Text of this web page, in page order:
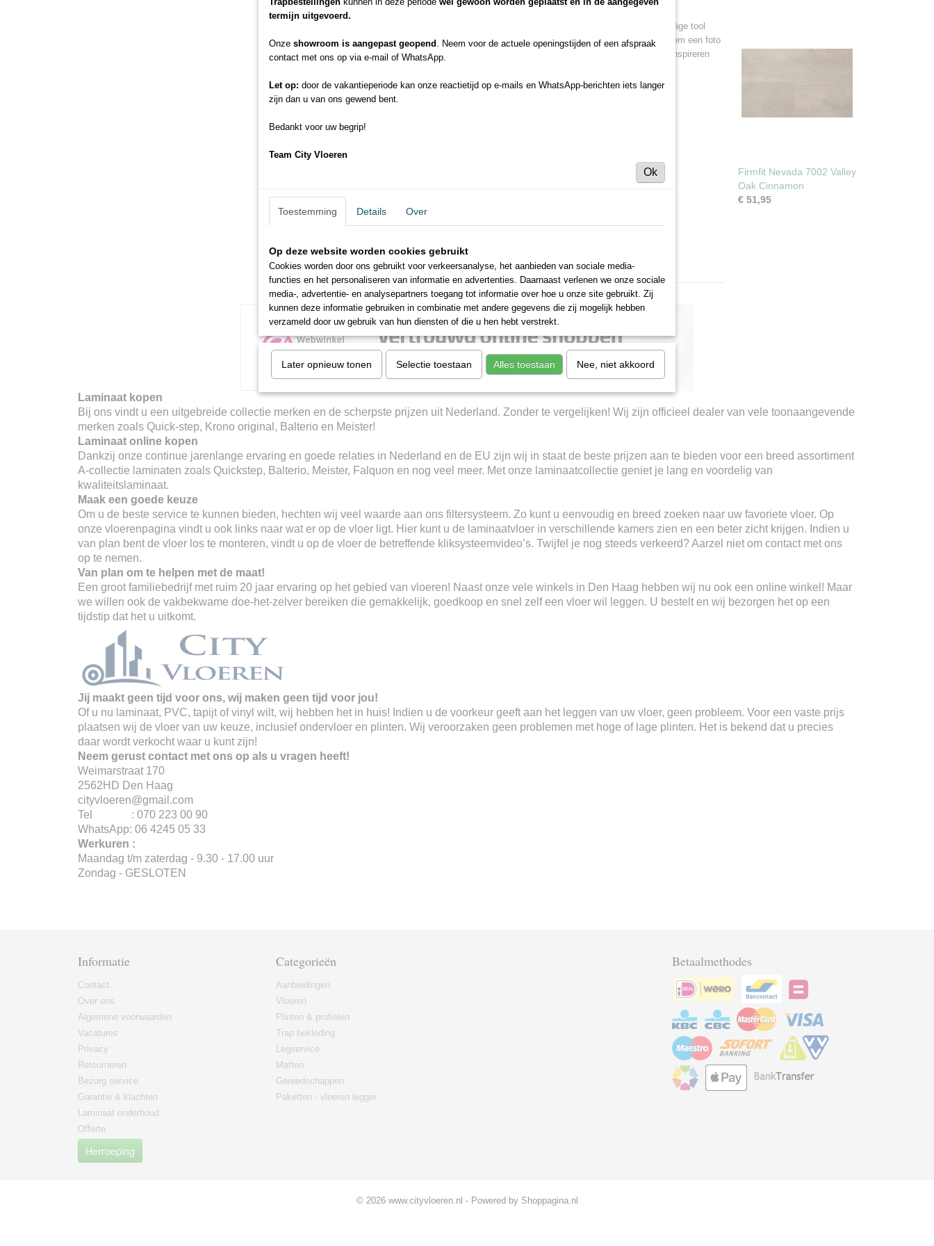
De ideale vloer in je eigen interieur!
In slechts drie stappen een droomvloer creëren? De Room Visualizer is een geweldige tool
waarmee je je ideale vloer kunt visualiseren in je eigen interieur. Kies een vloer, neem een foto
van de ruimte en bekijk het resultaat! Klik op de afbeelding rechtsonder en laat je inspireren
City is geheel schadelijke weekmakers vrij
Uitstekende prijs-kwaliteitverhouding
Keuze uit 9 verschillende decoren
Firmfit Nevada 7002 Valley
Oak Cinnamon
€ 51,95
Laminaat kopen
Bij ons vindt u een uitgebreide collectie merken en de scherpste prijzen uit Nederland. Zonder te vergelijken! Wij zijn officieel dealer van vele toonaangevende
merken zoals Quick-step, Krono original, Balterio en Meister!
Laminaat online kopen
Dankzij onze continue jarenlange ervaring en goede relaties in Nederland en de EU zijn wij in staat de beste prijzen aan te bieden voor een breed assortiment
A-collectie laminaten zoals Quickstep, Balterio, Meister, Falquon en nog veel meer. Met onze laminaatcollectie geniet je lang en voordelig van
kwaliteitslaminaat.
Maak een goede keuze
Om u de beste service te kunnen bieden, hechten wij veel waarde aan ons filtersysteem. Zo kunt u eenvoudig en breed zoeken naar uw favoriete vloer. Op
onze vloerenpagina vindt u ook links naar wat er op de vloer ligt. Hier kunt u de laminaatvloer in verschillende kamers zien en een beter zicht krijgen. Indien u
van plan bent de vloer los te monteren, vindt u op de vloer de betreffende kliksysteemvideo’s. Twijfel je nog steeds verkeerd? Aarzel niet om contact met ons
op te nemen.
Van plan om te helpen met de maat!
Een groot familiebedrijf met ruim 20 jaar ervaring op het gebied van vloeren! Naast onze vele winkels in Den Haag hebben wij nu ook een online winkel! Maar
we willen ook de vakbekwame doe-het-zelver bereiken die gemakkelijk, goedkoop en snel zelf een vloer wil leggen. U bestelt en wij bezorgen het op een
tijdstip dat het u uitkomt.
Jij maakt geen tijd voor ons, wij maken geen tijd voor jou!
Of u nu laminaat, PVC, tapijt of vinyl wilt, wij hebben het in huis! Indien u de voorkeur geeft aan het leggen van uw vloer, geen probleem. Voor een vaste prijs
plaatsen wij de vloer van uw keuze, inclusief ondervloer en plinten. Wij veroorzaken geen problemen met hoge of lage plinten. Het is bekend dat u precies
daar wordt verkocht waar u kunt zijn!
Neem gerust contact met ons op als u vragen heeft!
Weimarstraat 170
2562HD Den Haag
cityvloeren@gmail.com
Tel : 070 223 00 90
WhatsApp: 06 4245 05 33
Werkuren :
Maandag t/m zaterdag - 9.30 - 17.00 uur
Zondag - GESLOTEN
Informatie
Contact
Over ons
Algemene voorwaarden
Vacatures
Privacy
Retourneren
Bezorg service
Garantie & klachten
Laminaat onderhoud
Offerte
Herroeping
Categorieën
Aanbiedingen
Vloeren
Plinten & profielen
Trap bekleding
Legservice
Matten
Gereedschappen
Paketten - vloeren legger
Betaalmethodes
© 2026 www.cityvloeren.nl - Powered by Shoppagina.nl
termijn uitgevoerd.
Onze showroom is aangepast geopend . Neem voor de actuele openingstijden of een afspraak
contact met ons op via e-mail of WhatsApp.
Let op: door de vakantieperiode kan onze reactietijd op e-mails en WhatsApp-berichten iets langer
zijn dan u van ons gewend bent.
Bedankt voor uw begrip!
Team City Vloeren
Ok
Toestemming Details Over
Op deze website worden cookies gebruikt
Cookies worden door ons gebruikt voor verkeersanalyse, het aanbieden van sociale media-
functies en het personaliseren van informatie en advertenties. Daarnaast verlenen we onze sociale
media-, advertentie- en analysepartners toegang tot informatie over hoe u onze site gebruikt. Zij
kunnen deze informatie gebruiken in combinatie met andere gegevens die zij mogelijk hebben
verzameld door uw gebruik van hun diensten of die u hen hebt verstrekt.
Later opnieuw tonen Selectie toestaan Alles toestaan Nee, niet akkoord